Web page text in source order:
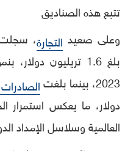
تتبع هذه الصناديق
وعلى صعيد التجارة،
2023، بينما بلغت
دولار، ما يعكس استمرار
العالمية وسلاسل الإمداد